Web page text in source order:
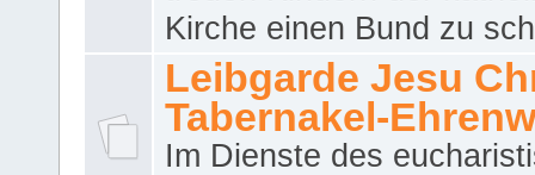
Kirche einen Bund zu
Leibgarde Jesu
Tabernakel-
Im Dienste des